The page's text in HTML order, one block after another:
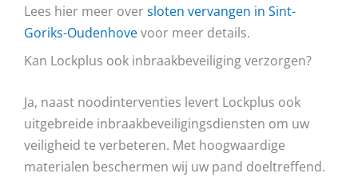
Lees hier meer oversloten vervangen in Sint-
Goriks-Oudenhovevoor meer details.
Kan Lockplus ook inbraakbeveiliging verzorgen?
Ja, naast noodinterventies levert Lockplus ook
uitgebreide inbraakbeveiligingsdiensten om uw
veiligheid te verbeteren. Met hoogwaardige
materialen beschermen wij uw pand doeltreffend.